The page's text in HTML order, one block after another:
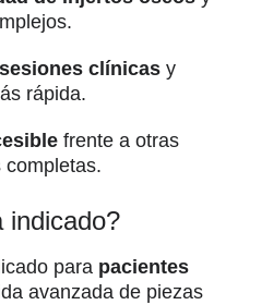
clínicas y
rápida.
frente a otras
completas.
indicado?
para pacientes
avanzada de piezas